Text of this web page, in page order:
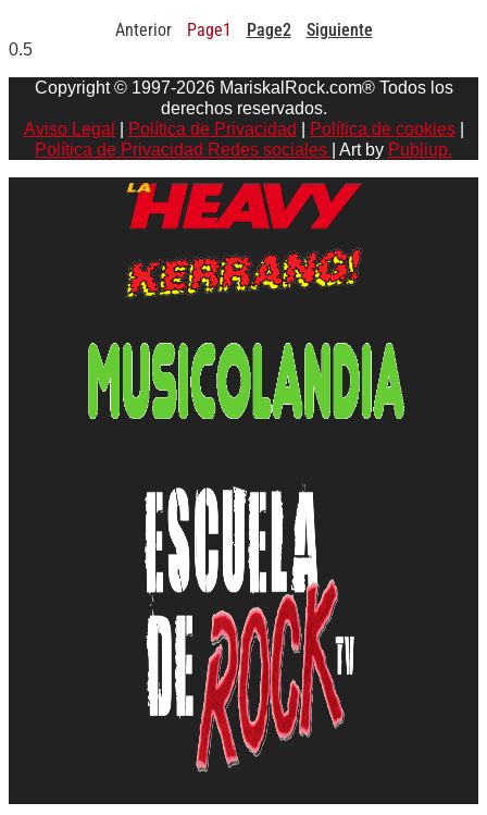
Anterior Page1 Page2 Siguiente
Copyright © 1997-2026 MariskalRock.com® Todos los
derechos reservados.
Aviso Legal
Política de Privacidad Política de cookies|
Política de Privacidad Redes sociales
| Art by Publiup.